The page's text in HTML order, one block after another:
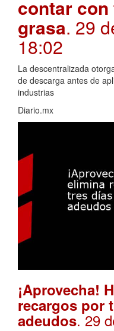
contar
grasa. 29
18:02
La descentralizada
de descarga antes de
industrias
Diario.mx
¡Aprovecha!
recargos por
adeudos. 29